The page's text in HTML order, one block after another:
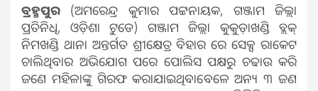
ବ୍ରହ୍ମପୁର (ଅମରେନ୍ଦ୍ର କୁମାର ପଟ୍ଟନାୟକ, ଗଞ୍ଜାମ ଜିଲ୍ଲା
ପ୍ରତିନିଧି, ଓଡ଼ିଶା ଟୁଡେ) ଗଞ୍ଜାମ ଜିଲ୍ଲା କୁକୁଡ଼ାଖଣ୍ଡି ବ୍ଲକ୍
ନିମଖଣ୍ଡି ଥାନା ଅନ୍ତର୍ଗତ ଶ୍ରୀକ୍ଷେତ୍ର ବିହାର ରେ ସେକ୍ସ ରାକେଟ
ଚାଲିଥିବାର ଅଭିଯୋଗ ପରେ ପୋଲିସ ପକ୍ଷରୁ ଚଢାଉ କରି
ଜଣେ ମହିଳାଙ୍କୁ ଗିରଫ କରାଯାଇଥିବାବେଳେ ଅନ୍ୟ ୩ ଜଣ